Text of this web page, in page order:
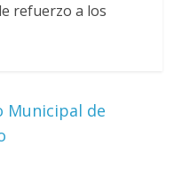
refuerzo a los
Municipal de